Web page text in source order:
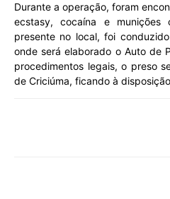
Durante a operação, foram
ecstasy, cocaína e munições
presente no local, foi
onde será elaborado o Auto de
procedimentos legais, o preso
de Criciúma, ficando à